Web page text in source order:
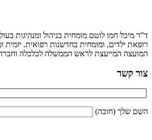
ד”ר מיכל חמו לוטם מומחית בניהול ומנהיגות
רופאת ילדים, ומומחית בחדשנות רפואית.
המועצה המייעצת לראש הממשלה לכלכלה וחברה;
צור קשר
השם שלך (חובה)